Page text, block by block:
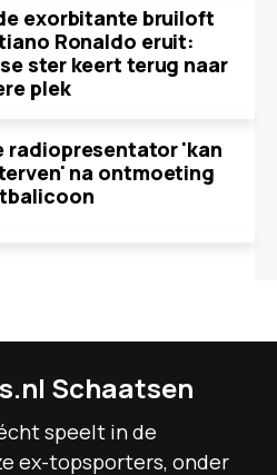
exorbitante bruiloft
Ronaldo eruit:
ster keert terug naar
plek
radiopresentator 'kan
na ontmoeting